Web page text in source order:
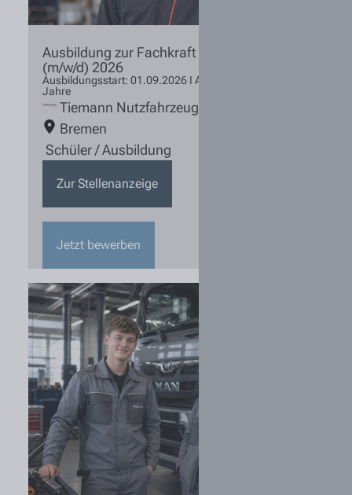
Ausbildung zur Fachkraft für Lagerlogistik
(m/w/d) 2026
Ausbildungsstart: 01.09.2026 I Ausbildungsdauer: 3
Jahre
Tiemann Nutzfahrzeuge
Bremen
Schüler / Ausbildung
Zur Stellenanzeige
Jetzt bewerben